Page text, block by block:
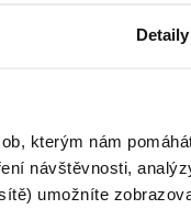
Detaily
kterým nám
návštěvnosti,
umožníte